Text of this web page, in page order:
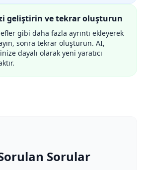
geliştirin ve tekrar oluşturun
gibi daha fazla ayrıntı ekleyerek
sonra tekrar oluşturun. AI,
dayalı olarak yeni yaratıcı
Sorular